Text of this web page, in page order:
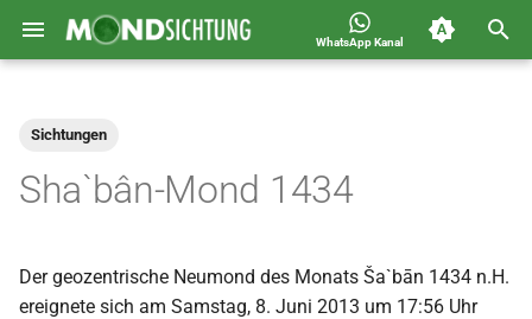
WhatsApp Kanal
h
Deutschland 1400-1449 n.H.
2023
Islam
Sichtungen
Sha`bân-Mond 1434
Der geozentrische Neumond des Monats Ša`bān 1434 n.H.
ereignete sich am Samstag, 8. Juni 2013 um 17:56 Uhr